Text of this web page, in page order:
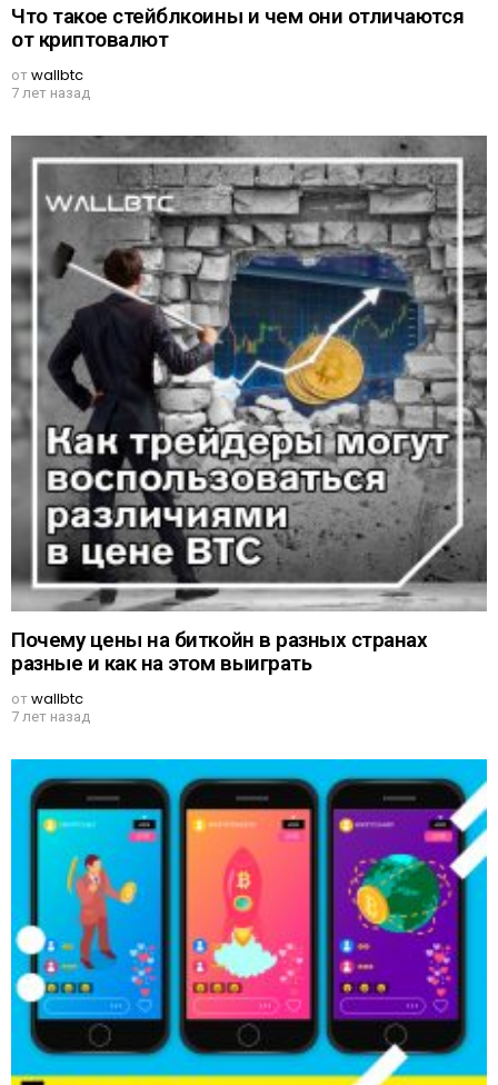
Что такое стейблкоины и чем они отличаются
от криптовалют
отwallbtc
7 лет назад
Почему цены на биткойн в разных странах
разные и как на этом выиграть
отwallbtc
7 лет назад